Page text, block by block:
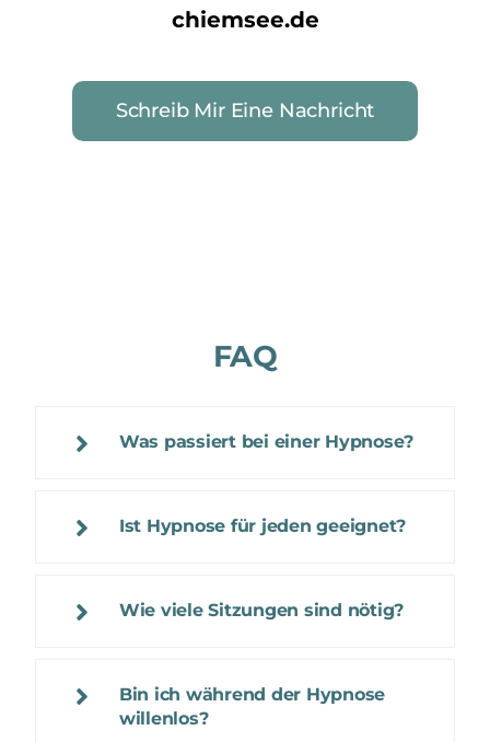
chiemsee.de
Schreib Mir Eine Nachricht
FAQ
Was passiert bei einer Hypnose?
Ist Hypnose für jeden geeignet?
Wie viele Sitzungen sind nötig?
Bin ich während der Hypnose
willenlos?